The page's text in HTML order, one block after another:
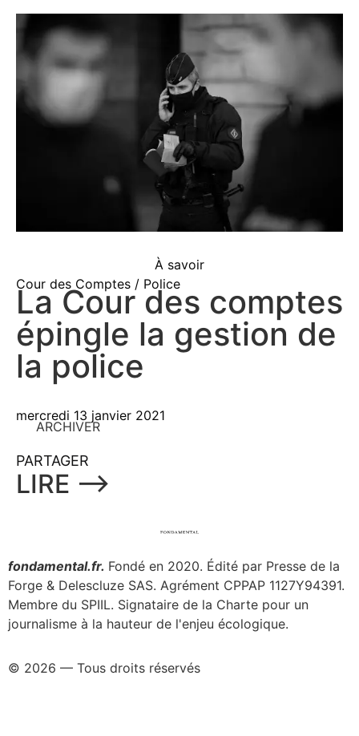
À savoir
Cour des Comptes / Police
La Cour des comptes
épingle la gestion de
la police
mercredi 13 janvier 2021
ARCHIVER
PARTAGER
LIRE ⟶
fondamental.fr. Fondé en 2020. Édité par Presse de la
Forge & Delescluze SAS. Agrément CPPAP 1127Y94391.
Membre du SPIIL. Signataire de la Charte pour un
journalisme à la hauteur de l'enjeu écologique.
© 2026 — Tous droits réservés